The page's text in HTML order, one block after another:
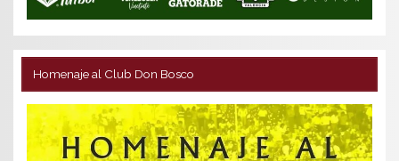
Homenaje al Club Don Bosco